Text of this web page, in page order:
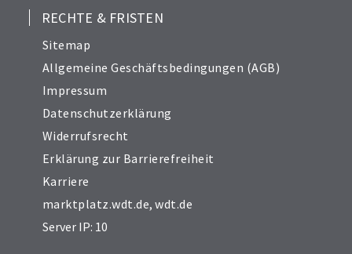
RECHTE & FRISTEN
Sitemap
Allgemeine Geschäftsbedingungen (AGB)
Impressum
Datenschutzerklärung
Widerrufsrecht
Erklärung zur Barrierefreiheit
Karriere
marktplatz.wdt.de,wdt.de
Server IP: 10